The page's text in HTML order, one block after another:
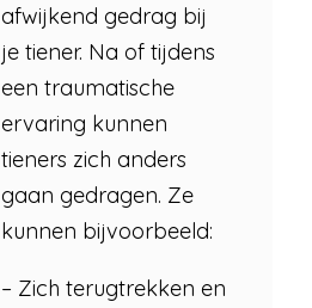
afwijkend gedrag bij
je tiener. Na of tijdens
een traumatische
ervaring kunnen
tieners zich anders
gaan gedragen. Ze
kunnen bijvoorbeeld:
– Zich terugtrekken en